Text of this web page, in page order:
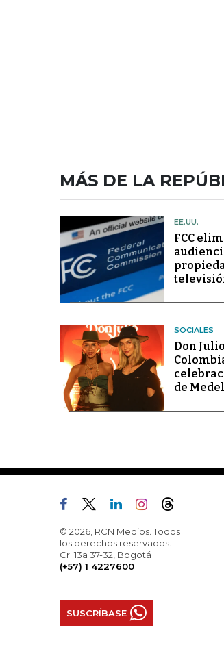
MÁS DE LA
EE.UU.
FCC
SOCIALES
Don
de
© 2026, RCN Medios. Todos
los derechos reservados.
Cr. 13a 37-32, Bogotá
(+57) 1 4227600
SUSCRÍBASE